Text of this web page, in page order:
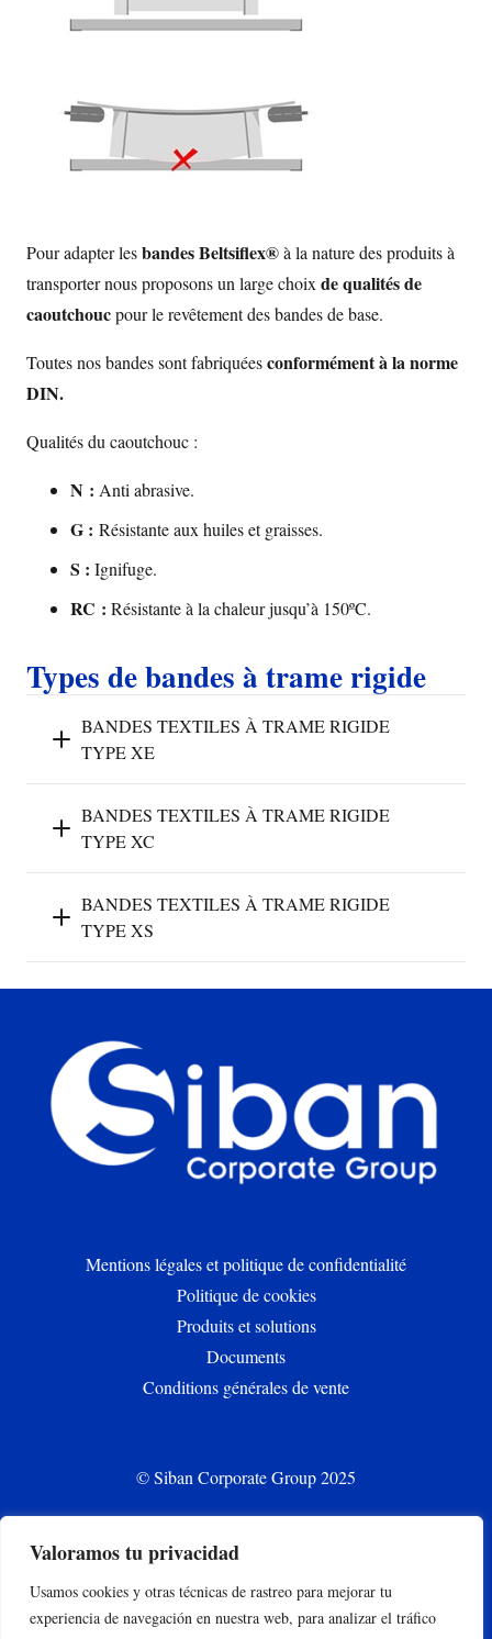
Valoramos tu privacidad
Usamos cookies y otras técnicas de rastreo para mejorar tu
experiencia de navegación en nuestra web, para analizar el tráfico
Pour adapter lesbandes Beltsiflex®à la nature des produits à
transporter nous proposons un large choix de qualités de
caoutchoucpour le revêtement des bandes de base.
Toutes nos bandes sont fabriquéesconformément à la norme
DIN.
Qualités du caoutchouc :
N : Anti abrasive.
G : Résistante aux huiles et graisses.
S : Ignifuge.
RC : Résistante à la chaleur jusqu’à 150ºC.
Types de bandes à trame rigide
BANDES TEXTILES À TRAME RIGIDE
TYPE XE
BANDES TEXTILES À TRAME RIGIDE
TYPE XC
BANDES TEXTILES À TRAME RIGIDE
TYPE XS
Mentions légales et politique de confidentialité
Politique de cookies
Produits et solutions
Documents
Conditions générales de vente
© Siban Corporate Group 2025
CONTACT
siban.bilbao@siban.com
+34 944 375 000